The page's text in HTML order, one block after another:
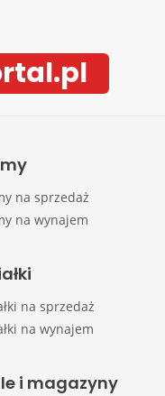
na sprzedaż
na wynajem
na sprzedaż
na wynajem
i magazyny